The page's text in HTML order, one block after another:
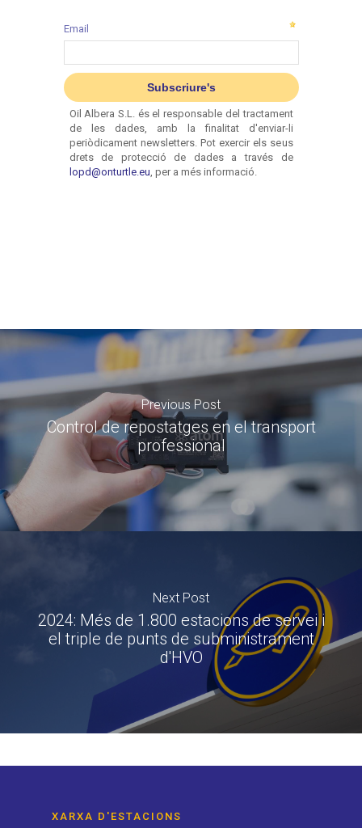
Previous Post
Control de repostatges en el transport
professional
Next Post
2024: Més de 1.800 estacions de servei i
el triple de punts de subministrament
d'HVO
XARXA D'ESTACIONS